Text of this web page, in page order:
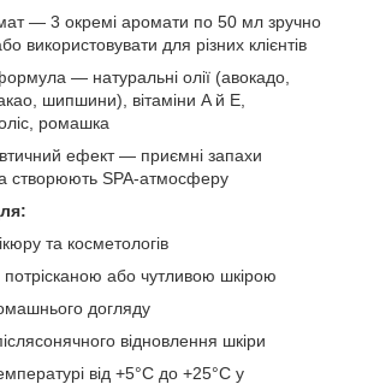
— 3 окремі аромати по 50 мл зручно
використовувати для різних клієнтів
— натуральні олії (авокадо,
шипшини), вітаміни A й E,
ромашка
ефект — приємні запахи
створюють SPA-атмосферу
та косметологів
потрісканою або чутливою шкірою
догляду
відновлення шкіри
від +5°C до +25°C у